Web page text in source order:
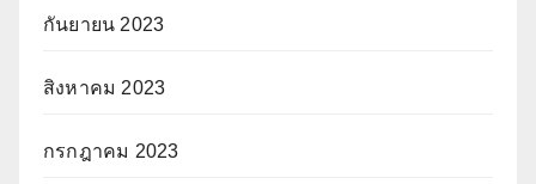
กันยายน 2023
สิงหาคม 2023
กรกฎาคม 2023